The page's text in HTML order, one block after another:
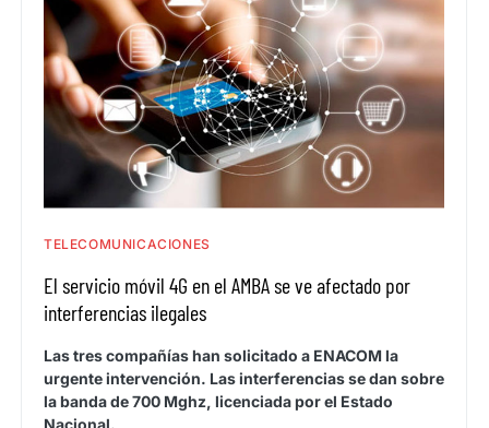
TELECOMUNICACIONES
El servicio móvil 4G en el AMBA se ve afectado por
interferencias ilegales
Las tres compañías han solicitado a ENACOM la
urgente intervención. Las interferencias se dan sobre
la banda de 700 Mghz, licenciada por el Estado
Nacional.